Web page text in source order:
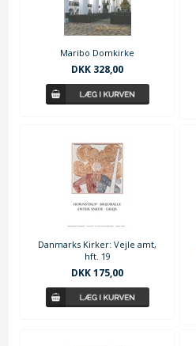
Maribo Domkirke
DKK 328,00
Danmarks Kirker: Vejle amt,
hft. 19
DKK 175,00